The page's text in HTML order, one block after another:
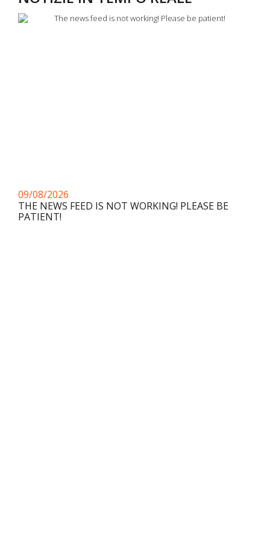
09/08/2026
THE NEWS FEED IS NOT WORKING! PLEASE BE
PATIENT!